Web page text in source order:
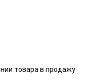
товара в продажу